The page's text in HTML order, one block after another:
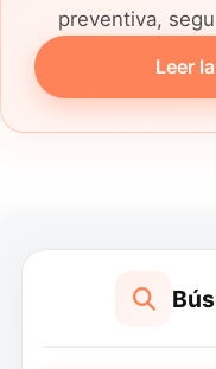
preventiva,
Leer